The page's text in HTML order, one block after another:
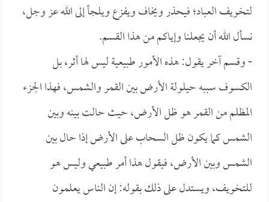
لتخويف العباد؛ فيحذر ويخاف ويفزع ويلجأ إلى الله عز وجل،
نسأل الله أن يجعلنا وإياكم من هذا القسم.
- وقسم آخر يقول: هذه الأمور طبيعية ليس لها أثر، بل
الكسوف سببه حيلولة الأرض بين القمر والشمس، فهذا الجزء
المظلم من القمر هو ظل الأرض، حيث حالت بينه وبين
الشمس كما يكون ظل السحاب على الأرض إذا حال بين
الشمس وبين الأرض، فيقول هذا أمر طبيعي وليس هو
للتخويف، ويستدل على ذلك بقوله: إن الناس يعلمون